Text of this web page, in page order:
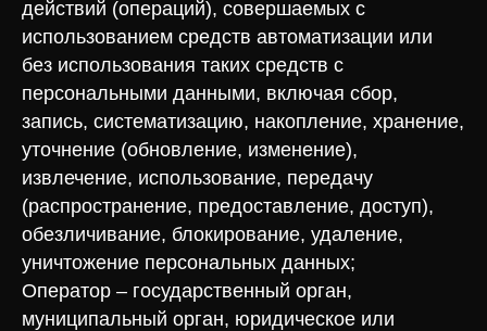
действий (операций), совершаемых с
использованием средств автоматизации или
без использования таких средств с
персональными данными, включая сбор,
запись, систематизацию, накопление, хранение,
уточнение (обновление, изменение),
извлечение, использование, передачу
(распространение, предоставление, доступ),
обезличивание, блокирование, удаление,
уничтожение персональных данных;
Оператор – государственный орган,
муниципальный орган, юридическое или